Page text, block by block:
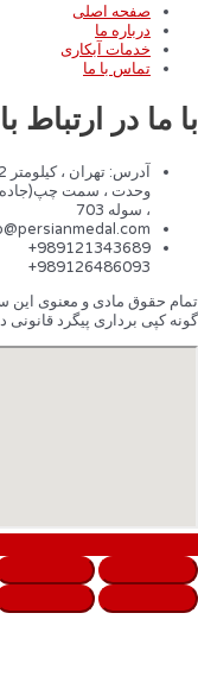
صفحه اصلی
درباره ما
خدمات آبکاری
تماس با ما
با ما در ارتباط
وحدت ، سمت چپ(جاده
، سوله 703
989121343689+
989126486093+
تمام حقوق مادی و معنوی
گونه کپی برداری پیگرد قانونی